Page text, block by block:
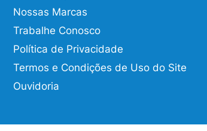
Nossas Marcas
Trabalhe Conosco
Política de Privacidade
Termos e Condições de Uso do Site
Ouvidoria